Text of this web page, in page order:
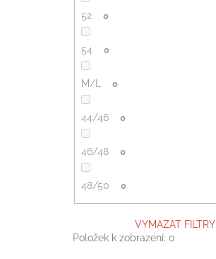
52 0
54 0
M/L 0
44/46 0
46/48 0
48/50 0
VYMAZAT FILTRY
Položek k zobrazení: 0